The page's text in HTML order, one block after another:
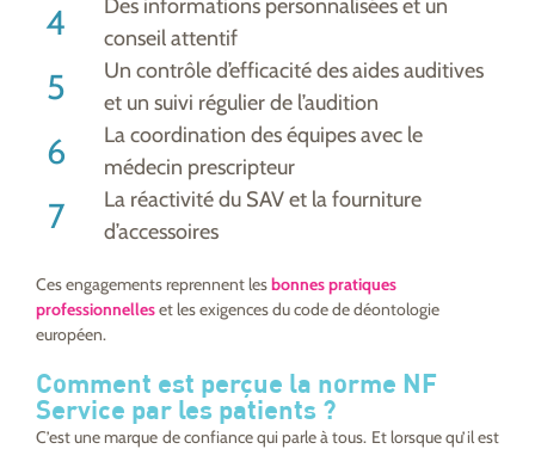
Des informations personnalisées et un
conseil attentif
Un contrôle d’efficacité des aides auditives
et un suivi régulier de l’audition
La coordination des équipes avec le
médecin prescripteur
La réactivité du SAV et la fourniture
d’accessoires
Ces engagements reprennent lesbonnes pratiques
professionnelleset les exigences du code de déontologie
européen.
Comment est perçue la norme NF
Service par les patients ?
C’est une marque de confiance qui parle à tous. Et lorsque qu’il est